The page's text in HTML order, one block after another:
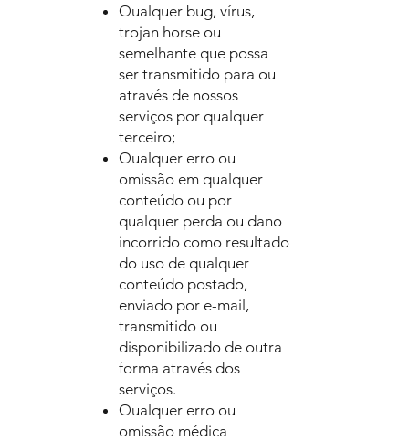
Qualquer bug, vírus,
trojan horse ou
semelhante que possa
ser transmitido para ou
através de nossos
serviços por qualquer
terceiro;
Qualquer erro ou
omissão em qualquer
conteúdo ou por
qualquer perda ou dano
incorrido como resultado
do uso de qualquer
conteúdo postado,
enviado por e-mail,
transmitido ou
disponibilizado de outra
forma através dos
serviços.
Qualquer erro ou
omissão médica